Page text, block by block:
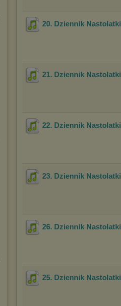
20. Dziennik Nastolatki
21. Dziennik Nastolatki
22. Dziennik Nastolatki
23. Dziennik Nastolatki
26. Dziennik Nastolatki
25. Dziennik Nastolatki